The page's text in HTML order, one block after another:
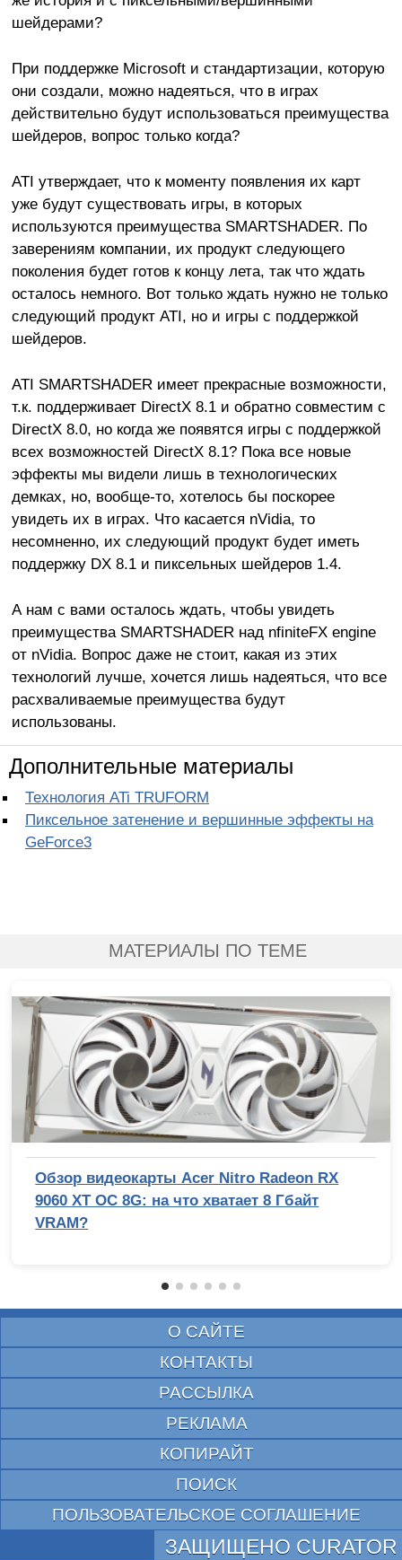
шейдерами?
При поддержке Microsoft и стандартизации, которую
они создали, можно надеяться, что в играх
действительно будут использоваться преимущества
шейдеров, вопрос только когда?
ATI утверждает, что к моменту появления их карт
уже будут существовать игры, в которых
используются преимущества SMARTSHADER. По
заверениям компании, их продукт следующего
поколения будет готов к концу лета, так что ждать
осталось немного. Вот только ждать нужно не только
следующий продукт ATI, но и игры с поддержкой
шейдеров.
ATI SMARTSHADER имеет прекрасные возможности,
т.к. поддерживает DirectX 8.1 и обратно совместим с
DirectX 8.0, но когда же появятся игры с поддержкой
всех возможностей DirectX 8.1? Пока все новые
эффекты мы видели лишь в технологических
демках, но, вообще-то, хотелось бы поскорее
увидеть их в играх. Что касается nVidia, то
несомненно, их следующий продукт будет иметь
поддержку DX 8.1 и пиксельных шейдеров 1.4.
А нам с вами осталось ждать, чтобы увидеть
преимущества SMARTSHADER над nfiniteFX engine
от nVidia. Вопрос даже не стоит, какая из этих
технологий лучше, хочется лишь надеяться, что все
расхваливаемые преимущества будут
использованы.
Дополнительные материалы
Технология ATi TRUFORM
Пиксельное затенение и вершинные эффекты на
GeForce3
МАТЕРИАЛЫ ПО ТЕМЕ
Обзор видеокарты Acer Nitro Radeon RX
9060 XT OC 8G: на что хватает 8 Гбайт
VRAM?
О САЙТЕ
КОНТАКТЫ
РАССЫЛКА
РЕКЛАМА
КОПИРАЙТ
ПОИСК
ПОЛЬЗОВАТЕЛЬСКОЕ СОГЛАШЕНИЕ
ЗАЩИЩЕНО CURATOR